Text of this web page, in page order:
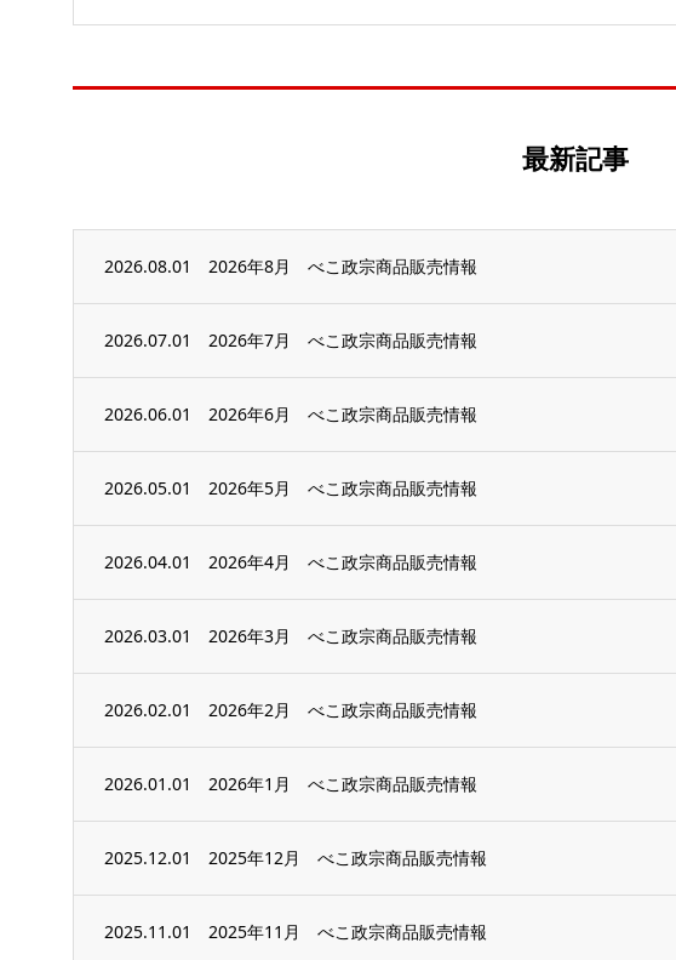
最新記事
2026.08.01 2026年8月 べこ政宗商品販売情報
2026.07.01 2026年7月 べこ政宗商品販売情報
2026.06.01 2026年6月 べこ政宗商品販売情報
2026.05.01 2026年5月 べこ政宗商品販売情報
2026.04.01 2026年4月 べこ政宗商品販売情報
2026.03.01 2026年3月 べこ政宗商品販売情報
2026.02.01 2026年2月 べこ政宗商品販売情報
2026.01.01 2026年1月 べこ政宗商品販売情報
2025.12.01 2025年12月 べこ政宗商品販売情報
2025.11.01 2025年11月 べこ政宗商品販売情報